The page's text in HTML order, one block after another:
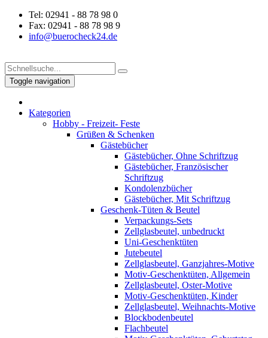
Tel: 02941 - 88 78 98 0
Fax: 02941 - 88 78 98 9
info@buerocheck24.de
Toggle navigation
Kategorien
Hobby - Freizeit- Feste
Grüßen & Schenken
Gästebücher
Gästebücher, Ohne Schriftzug
Gästebücher, Französischer
Schriftzug
Kondolenzbücher
Gästebücher, Mit Schriftzug
Geschenk-Tüten & Beutel
Verpackungs-Sets
Zellglasbeutel, unbedruckt
Uni-Geschenktüten
Jutebeutel
Zellglasbeutel, Ganzjahres-Motive
Motiv-Geschenktüten, Allgemein
Zellglasbeutel, Oster-Motive
Motiv-Geschenktüten, Kinder
Zellglasbeutel, Weihnachts-Motive
Blockbodenbeutel
Flachbeutel